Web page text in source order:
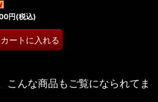
円(税込)
カートに入れる
こんな商品もご覧になられてま